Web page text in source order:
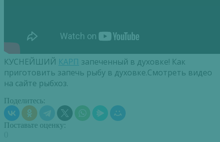
КУСНЕЙШИЙ КАРП запеченный в духовке! Как
приготовить запечь рыбу в духовке.Смотреть видео
на сайте рыбхоз.
Поделитесь:
Поставьте оценку: